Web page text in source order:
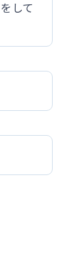
して